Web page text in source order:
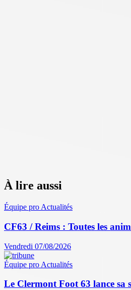
À lire aussi
Équipe pro Actualités
CF63 / Reims : Toutes les
Vendredi 07/08/2026
Équipe pro Actualités
Le Clermont Foot 63 lance sa